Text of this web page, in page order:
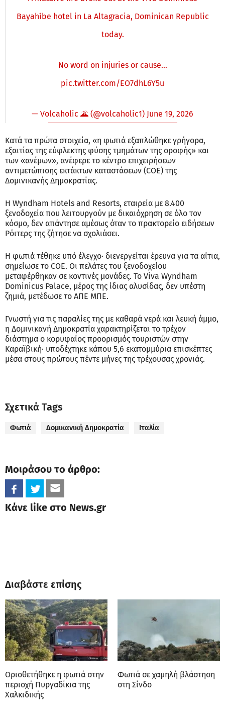
Bayahíbe hotel in La Altagracia, Dominican Republic
today.
No word on injuries or cause…
pic.twitter.com/EO7dhL6Y5u
— Volcaholic 🌋 (@volcaholic1) June 19, 2026
Κατά τα πρώτα στοιχεία, «η φωτιά εξαπλώθηκε γρήγορα,
εξαιτίας της εύφλεκτης φύσης τμημάτων της οροφής» και
των «ανέμων», ανέφερε το κέντρο επιχειρήσεων
αντιμετώπισης εκτάκτων καταστάσεων (COE) της
Δομινικανής Δημοκρατίας.
Η Wyndham Hotels and Resorts, εταιρεία με 8.400
ξενοδοχεία που λειτουργούν με δικαιόχρηση σε όλο τον
κόσμο, δεν απάντησε αμέσως όταν το πρακτορείο ειδήσεων
Ρόιτερς της ζήτησε να σχολιάσει.
Η φωτιά τέθηκε υπό έλεγχο· διενεργείται έρευνα για τα αίτια,
σημείωσε το COE. Οι πελάτες του ξενοδοχείου
μεταφέρθηκαν σε κοντινές μονάδες. Το Viva Wyndham
Dominicus Palace, μέρος της ίδιας αλυσίδας, δεν υπέστη
ζημιά, μετέδωσε το ΑΠΕ ΜΠΕ.
Γνωστή για τις παραλίες της με καθαρά νερά και λευκή άμμο,
η Δομινικανή Δημοκρατία χαρακτηρίζεται το τρέχον
διάστημα ο κορυφαίος προορισμός τουριστών στην
Καραϊβική· υποδέχτηκε κάπου 5,6 εκατομμύρια επισκέπτες
μέσα στους πρώτους πέντε μήνες της τρέχουσας χρονιάς.
Σχετικά Tags
Φωτιά Δομικανική Δημοκρατία Ιταλία
Μοιράσου το άρθρο:
Κάνε like στο News.gr
Διαβάστε επίσης
Οριοθετήθηκε η φωτιά στην
περιοχή Πυργαδίκια της
Χαλκιδικής
Φωτιά σε χαμηλή βλάστηση
στη Σίνδο